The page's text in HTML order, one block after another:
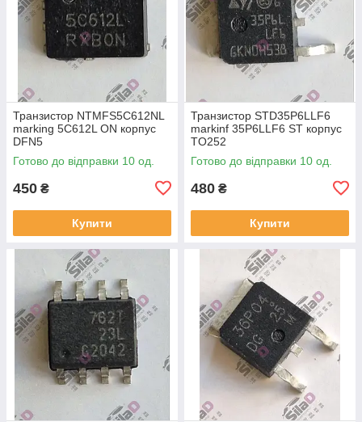
Транзистор NTMFS5C612NL
marking 5C612L ON корпус
DFN5
Готово до відправки 10 од.
450 ₴
Купити
Транзистор STD35P6LLF6
markinf 35P6LLF6 ST корпус
TO252
Готово до відправки 10 од.
480 ₴
Купити